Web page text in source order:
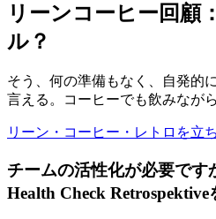
リーンコーヒー回顧
ル？
そう、何の準備もなく、自発的
言える。コーヒーでも飲みなが
リーン・コーヒー・レトロを立
チームの活性化が必要です
Health Check Retrospektive